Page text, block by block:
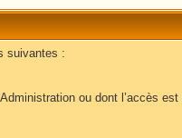
suivantes :
ou dont l’accès